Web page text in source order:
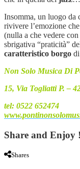
Insomma, un luogo da
rivivere l’emozione
(nulla a che vedere
sbrigativa “praticità”
caratteristico borgo
Non Solo Musica Di
15, Via Togliatti P. –
tel: 0522 652474
Share and Enjoy !
Shares